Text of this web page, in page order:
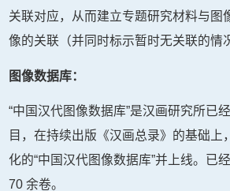
关联对应，从而建立专题研究材料与图
像的关联（并同时标示暂时无关联的情
图像数据库：
“中国汉代图像数据库”是汉画研究所已
目，在持续出版《汉画总录》的基础上
化的“中国汉代图像数据库”并上线。已
70 余卷。